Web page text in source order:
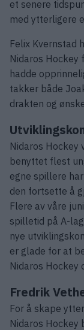
et senere
med ytterligere
Felix Kvernstad
Nidaros Hockey
hadde
takker både
drakten og
Nidaros Hockey
benyttet flest
egne spillere
den fortsette å
Flere av våre
spilletid på A-
nye
er glade for at
Nidaros Hockey
Fredrik
For å skape
Nidaros Hockey